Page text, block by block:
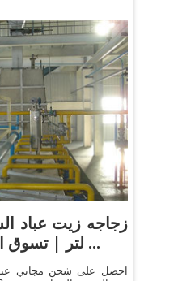
لتر | تسوق الان بأفضل سعر ...
احصل على شحن مجاني